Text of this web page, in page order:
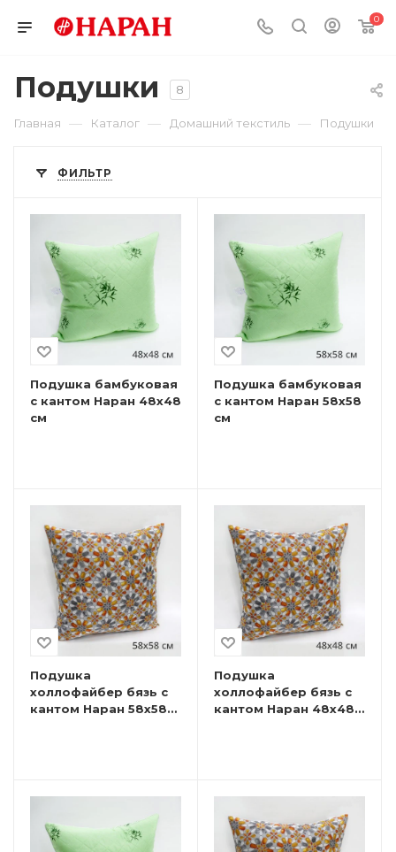
0
Подушки 8
Главная — Каталог — Домашний текстиль — Подушки
ФИЛЬТР
Подушка бамбуковая
с кантом Наран 48х48
см
Подушка бамбуковая
с кантом Наран 58х58
см
Подушка
холлофайбер бязь с
кантом Наран 58х58
Подушка
холлофайбер бязь с
кантом Наран 48х48